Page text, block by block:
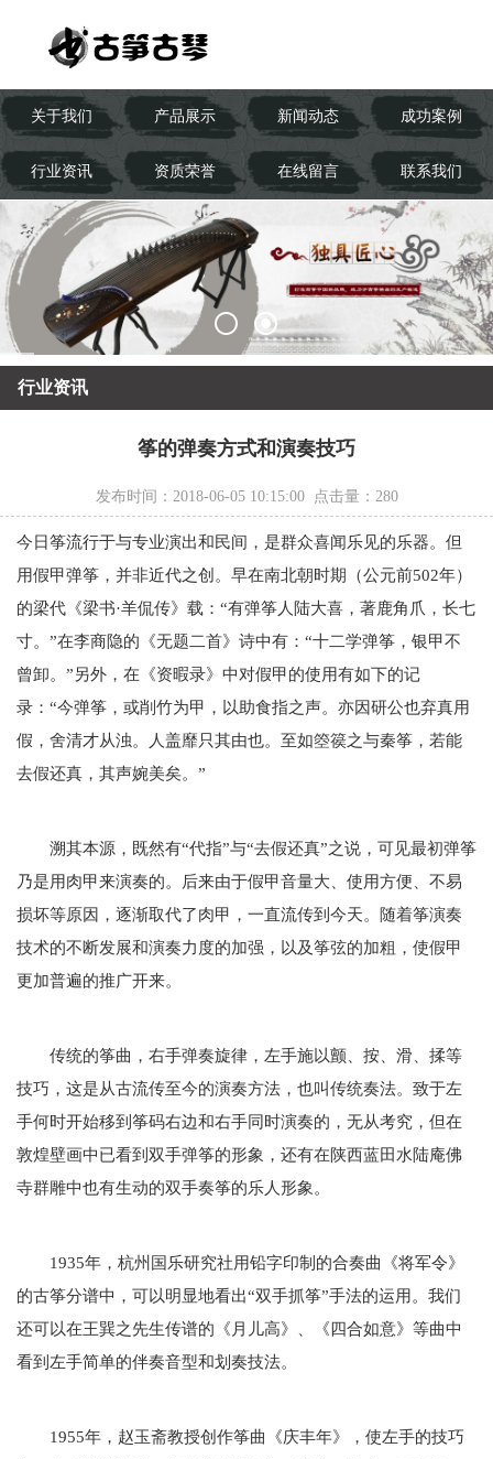
关于我们 产品展示 新闻动态 成功案例
行业资讯 资质荣誉 在线留言 联系我们
行业资讯
筝的弹奏方式和演奏技巧
发布时间：2018-06-05 10:15:00 点击量： 280
今日筝流行于与专业演出和民间，是群众喜闻乐见的乐器。但
用假甲弹筝，并非近代之创。早在南北朝时期（公元前502年）
的梁代《梁书·羊侃传》载：“有弹筝人陆大喜，著鹿角爪，长七
寸。”在李商隐的《无题二首》诗中有：“十二学弹筝，银甲不
曾卸。”另外，在《资暇录》中对假甲的使用有如下的记
录：“今弹筝，或削竹为甲，以助食指之声。亦因研公也弃真用
假，舍清才从浊。人盖靡只其由也。至如箜篌之与秦筝，若能
去假还真，其声婉美矣。”
溯其本源，既然有“代指”与“去假还真”之说，可见最初弹筝
乃是用肉甲来演奏的。后来由于假甲音量大、使用方便、不易
损坏等原因，逐渐取代了肉甲，一直流传到今天。随着筝演奏
技术的不断发展和演奏力度的加强，以及筝弦的加粗，使假甲
更加普遍的推广开来。
传统的筝曲，右手弹奏旋律，左手施以颤、按、滑、揉等
技巧，这是从古流传至今的演奏方法，也叫传统奏法。致于左
手何时开始移到筝码右边和右手同时演奏的，无从考究，但在
敦煌壁画中已看到双手弹筝的形象，还有在陕西蓝田水陆庵佛
寺群雕中也有生动的双手奏筝的乐人形象。
1935年，杭州国乐研究社用铅字印制的合奏曲《将军令》
的古筝分谱中，可以明显地看出“双手抓筝”手法的运用。我们
还可以在王巽之先生传谱的《月儿高》、《四合如意》等曲中
看到左手简单的伴奏音型和划奏技法。
1955年，赵玉斋教授创作筝曲《庆丰年》，使左手的技巧